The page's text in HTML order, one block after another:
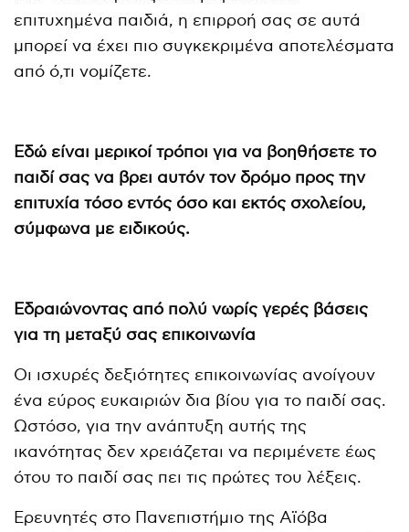
επιτυχημένα παιδιά, η επιρροή σας σε αυτά
μπορεί να έχει πιο συγκεκριμένα αποτελέσματα
από ό,τι νομίζετε.
Εδώ είναι μερικοί τρόποι για να βοηθήσετε το
παιδί σας να βρει αυτόν τον δρόμο προς την
επιτυχία τόσο εντός όσο και εκτός σχολείου,
σύμφωνα με ειδικούς.
Εδραιώνοντας από πολύ νωρίς γερές βάσεις
για τη μεταξύ σας επικοινωνία
Οι ισχυρές δεξιότητες επικοινωνίας ανοίγουν
ένα εύρος ευκαιριών δια βίου για το παιδί σας.
Ωστόσο, για την ανάπτυξη αυτής της
ικανότητας δεν χρειάζεται να περιμένετε έως
ότου το παιδί σας πει τις πρώτες του λέξεις.
Ερευνητές στο Πανεπιστήμιο της Αϊόβα